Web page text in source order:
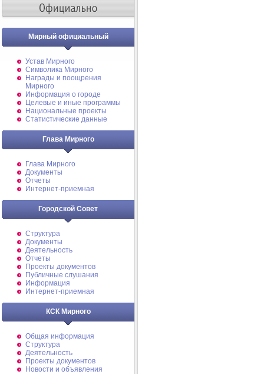
Мирный официальный
Устав Мирного
Символика Мирного
Награды и поощрения
Мирного
Информация о городе
Целевые и иные программы
Национальные проекты
Статистические данные
Глава Мирного
Глава Мирного
Документы
Отчеты
Интернет-приемная
Городской Совет
Структура
Документы
Деятельность
Отчеты
Проекты документов
Публичные слушания
Информация
Интернет-приемная
КСК Мирного
Общая информация
Структура
Деятельность
Проекты документов
Новости и объявления